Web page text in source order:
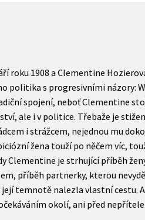
roku 1908 a Clementine
politika s progresivními názory:
spojení, neboť Clementine
ale i v politice. Třebaže je
i strážcem, nejednou mu
žena touží po něčem víc,
Clementine je strhující příběh
příběh partnerky, kterou
její temnotě nalezla vlastní cestu.
okolí, ani před